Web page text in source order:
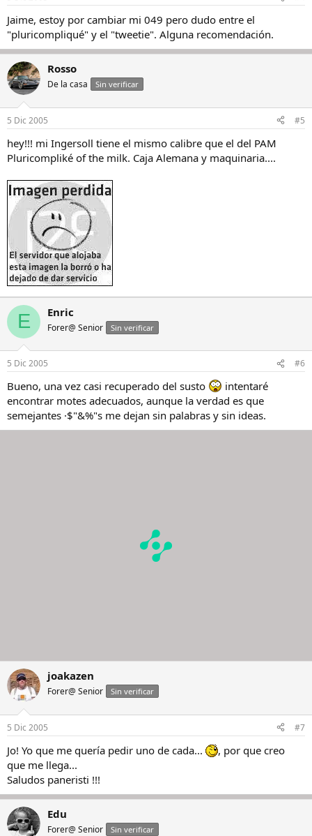
Jaime, estoy por cambiar mi 049 pero dudo entre el
"pluricompliqué" y el "tweetie". Alguna recomendación.
Rosso
De la casa Sin verificar
5 Dic 2005 #5
hey!!! mi Ingersoll tiene el mismo calibre que el del PAM
Pluricompliké of the milk. Caja Alemana y maquinaria....
E Enric
Forer@ Senior Sin verificar
5 Dic 2005 #6
Bueno, una vez casi recuperado del susto
intentaré
encontrar motes adecuados, aunque la verdad es que
semejantes ·$"&%"s me dejan sin palabras y sin ideas.
joakazen
Forer@ Senior Sin verificar
5 Dic 2005 #7
Jo! Yo que me quería pedir uno de cada...
, por que creo
que me llega...
Saludos paneristi !!!
Edu
Forer@ Senior Sin verificar